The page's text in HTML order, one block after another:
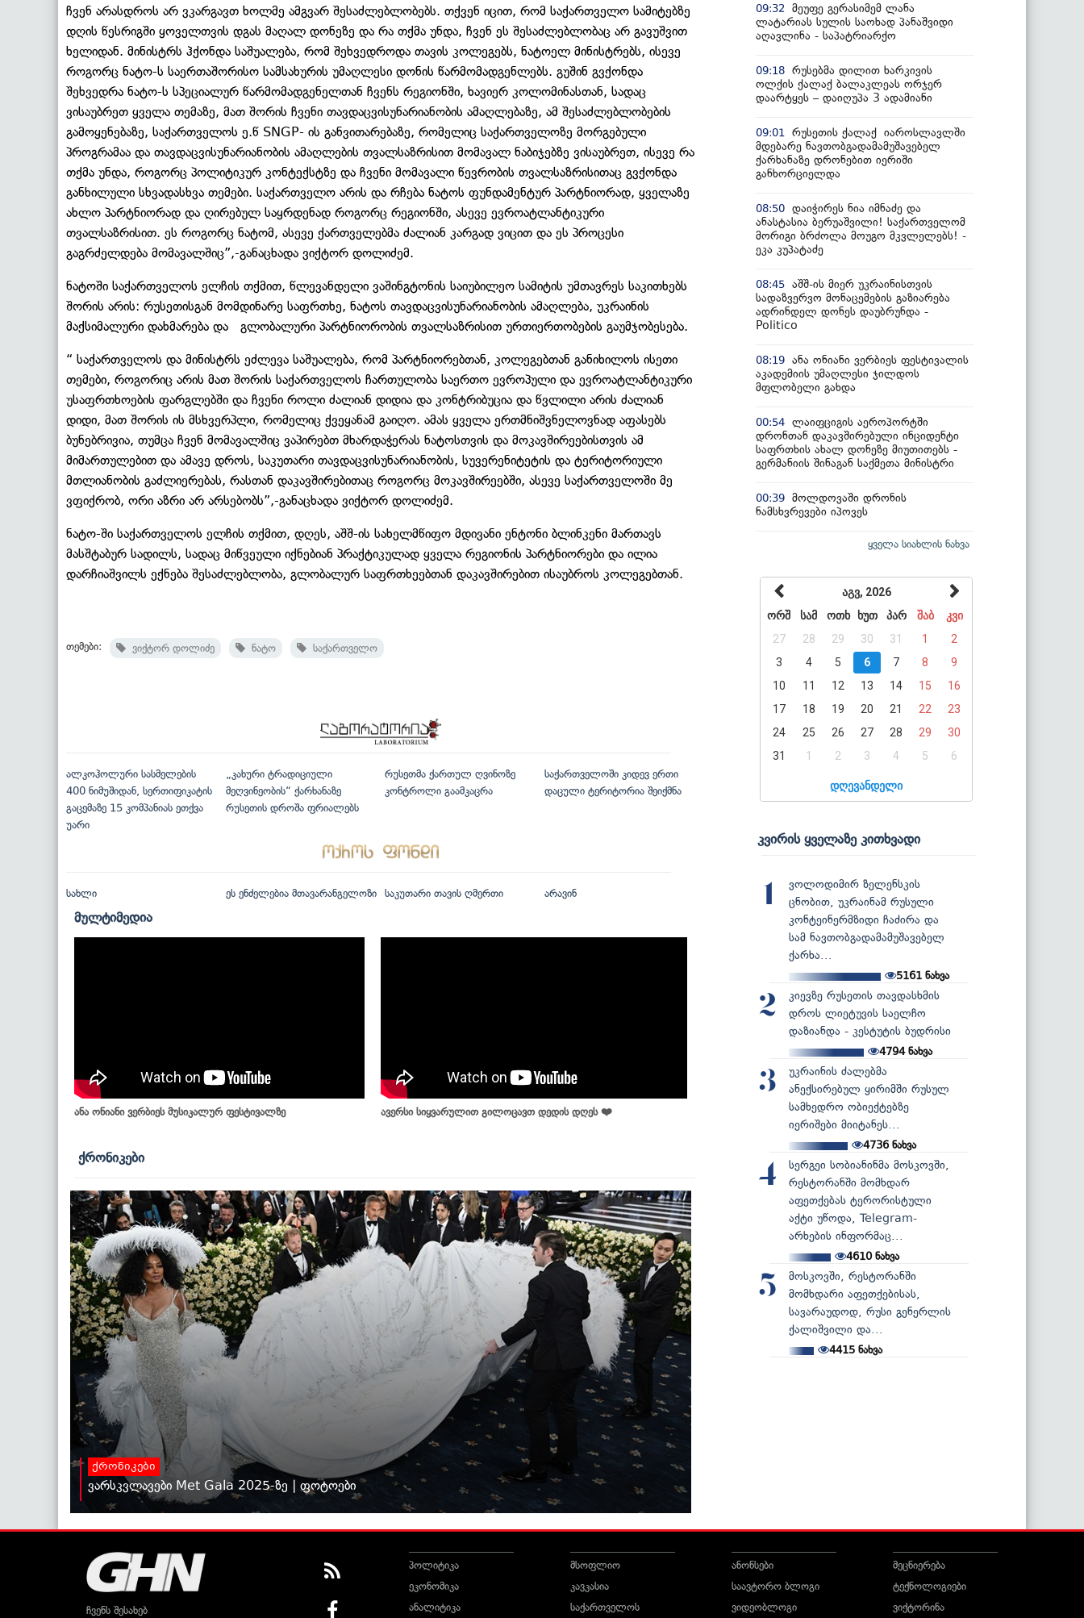
ჩვენ არასდროს არ ვკარგავთ ხოლმე ამგვარ შესაძლებლობებს. თქვენ იცით, რომ საქართველო სამიტებზე
დღის წესრიგში ყოველთვის დგას მაღალ დონეზე და რა თქმა უნდა, ჩვენ ეს შესაძლებლობაც არ გავუშვით
ხელიდან. მინისტრს ჰქონდა საშუალება, რომ შეხვედროდა თავის კოლეგებს, ნატოელ მინისტრებს, ისევე
როგორც ნატო-ს საერთაშორისო სამსახურის უმაღლესი დონის წარმომადგენლებს. გუშინ გვქონდა
შეხვედრა ნატო-ს სპეციალურ წარმომადგენელთან ჩვენს რეგიონში, ხავიერ კოლომინასთან, სადაც
ვისაუბრეთ ყველა თემაზე, მათ შორის ჩვენი თავდაცვისუნარიანობის ამაღლებაზე, ამ შესაძლებლობების
გამოყენებაზე, საქართველოს ე.წ SNGP- ის განვითარებაზე, რომელიც საქართველოზე მორგებული
პროგრამაა და თავდაცვისუნარიანობის ამაღლების თვალსაზრისით მომავალ ნაბიჯებზე ვისაუბრეთ, ისევე რა
თქმა უნდა, როგორც პოლიტიკურ კონტექსტზე და ჩვენი მომავალი წევრობის თვალსაზრისითაც გვქონდა
განხილული სხვადასხვა თემები. საქართველო არის და რჩება ნატოს ფუნდამენტურ პარტნიორად, ყველაზე
ახლო პარტნიორად და ღირებულ საყრდენად როგორც რეგიონში, ასევე ევროატლანტიკური
თვალსაზრისით. ეს როგორც ნატომ, ასევე ქართველებმა ძალიან კარგად ვიცით და ეს პროცესი
გაგრძელდება მომავალშიც”,-განაცხადა ვიქტორ დოლიძემ.
ნატოში საქართველოს ელჩის თქმით, წლევანდელი ვაშინგტონის საიუბილეო სამიტის უმთავრეს საკითხებს
შორის არის: რუსეთისგან მომდინარე საფრთხე, ნატოს თავდაცვისუნარიანობის ამაღლება, უკრაინის
მაქსიმალური დახმარება და გლობალური პარტნიორობის თვალსაზრისით ურთიერთობების გაუმჯობესება.
“ საქართველოს და მინისტრს ეძლევა საშუალება, რომ პარტნიორებთან, კოლეგებთან განიხილოს ისეთი
თემები, როგორიც არის მათ შორის საქართველოს ჩართულობა საერთო ევროპული და ევროატლანტიკური
უსაფრთხოების ფარგლებში და ჩვენი როლი ძალიან დიდია და კონტრიბუცია და წვლილი არის ძალიან
დიდი, მათ შორის ის მსხვერპლი, რომელიც ქვეყანამ გაიღო. ამას ყველა ერთმნიშვნელოვნად აფასებს
ბუნებრივია, თუმცა ჩვენ მომავალშიც ვაპირებთ მხარდაჭერას ნატოსთვის და მოკავშირეებისთვის ამ
მიმართულებით და ამავე დროს, საკუთარი თავდაცვისუნარიანობის, სუვერენიტეტის და ტერიტორიული
მთლიანობის გაძლიერებას, რასთან დაკავშირებითაც როგორც მოკავშირეებში, ასევე საქართველოში მე
ვფიქრობ, ორი აზრი არ არსებობს”,-განაცხადა ვიქტორ დოლიძემ.
ნატო-ში საქართველოს ელჩის თქმით, დღეს, აშშ-ის სახელმწიფო მდივანი ენტონი ბლინკენი მართავს
მასშტაბურ სადილს, სადაც მიწვეული იქნებიან პრაქტიკულად ყველა რეგიონის პარტნიორები და ილია
დარჩიაშვილს ექნება შესაძლებლობა, გლობალურ საფრთხეებთან დაკავშირებით ისაუბროს კოლეგებთან.
თემები: ვიქტორ დოლიძე ნატო საქართველო
ალკოჰოლური სასმელების
400 ნიმუშიდან, სერთიფიკატის
გაცემაზე 15 კომპანიას ეთქვა
უარი
„კახური ტრადიციული
მეღვინეობის“ ქარხანაზე
რუსეთის დროშა ფრიალებს
რუსეთმა ქართულ ღვინოზე
კონტროლი გაამკაცრა
საქართველოში კიდევ ერთი
დაცული ტერიტორია შეიქმნა
სახლი ეს ენძელებია მთავარანგელოზი საკუთარი თავის ღმერთი არავინ
მულტიმედია
ანა ონიანი ვერბიეს მუსიკალურ ფესტივალზე ავერსი სიყვარულით გილოცავთ დედის დღეს ❤️
ქრონიკები
ქრონიკები
ვარსკვლავები Met Gala 2025-ზე | ფოტოები
09:32
მეუფე გერასიმემ ლანა
ლატარიას სულის საოხად პანაშვიდი
აღავლინა - საპატრიარქო
09:18 რუსებმა დილით ხარკივის
ოლქის ქალაქ ბალაკლეას ორჯერ
დაარტყეს – დაიღუპა 3 ადამიანი
09:01
რუსეთის ქალაქ იაროსლავლში
მდებარე ნავთობგადამამუშავებელ
ქარხანაზე დრონებით იერიში
განხორციელდა
08:50 დაიჭირეს ნია იმნაძე და
ანასტასია ბერუაშვილი! საქართველომ
მორიგი ბრძოლა მოუგო მკვლელებს! -
ეკა კუპატაძე
08:45 აშშ-ის მიერ უკრაინისთვის
სადაზვერვო მონაცემების გაზიარება
ადრინდელ დონეს დაუბრუნდა -
Politico
08:19 ანა ონიანი ვერბიეს ფესტივალის
აკადემიის უმაღლესი ჯილდოს
მფლობელი გახდა
00:54 ლაიფციგის აეროპორტში
დრონთან დაკავშირებული ინციდენტი
საფრთხის ახალ დონეზე მიუთითებს -
გერმანიის შინაგან საქმეთა მინისტრი
00:39 მოლდოვაში დრონის
ნამსხვრევები იპოვეს
ყველა სიახლის ნახვა
აგვ, 2026
ორშ
სამ ოთხ ხუთ პარ შაბ
კვი
27
28 29 30 31 1
2
3
4 5 6 7 8
9
10
11 12 13 14 15
16
17
18 19 20 21 22
23
24
25 26 27 28 29
30
31
1 2 3 4 5 6
დღევანდელი
კვირის ყველაზე კითხვადი
1
ვოლოდიმირ ზელენსკის
ცნობით, უკრაინამ რუსული
კონტეინერმზიდი ჩაძირა და
სამ ნავთობგადამამუშავებელ
ქარხა...
5161 ნახვა
2
კიევზე რუსეთის თავდასხმის
დროს ლიეტუვის საელჩო
დაზიანდა - კესტუტის ბუდრისი
4794ნახვა
3
უკრაინის ძალებმა
ანექსირებულ ყირიმში რუსულ
სამხედრო ობიექტებზე
იერიშები მიიტანეს...
4736ნახვა
4
სერგეი სობიანინმა მოსკოვში,
რესტორანში მომხდარ
აფეთქებას ტერორისტული
აქტი უწოდა, Telegram-
არხების ინფორმაც...
4610ნახვა
5
მოსკოვში, რესტორანში
მომხდარი აფეთქებისას,
სავარაუდოდ, რუსი გენერლის
ქალიშვილი და...
4415 ნახვა
ჩვენს შესახებ
პოლიტიკა
ეკონომიკა
ანალიტიკა
მსოფლიო
კავკასია
საქართველოს
ანონსები
საავტორო ბლოგი
ვიდეობლოგი
მეცნიერება
ტექნოლოგიები
ვიქტორინა